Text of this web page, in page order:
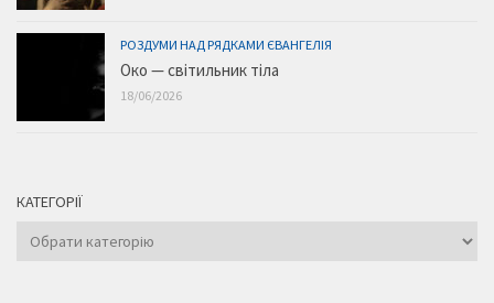
РОЗДУМИ НАД РЯДКАМИ ЄВАНГЕЛІЯ
Око — світильник тіла
18/06/2026
КАТЕГОРІЇ
Категорії